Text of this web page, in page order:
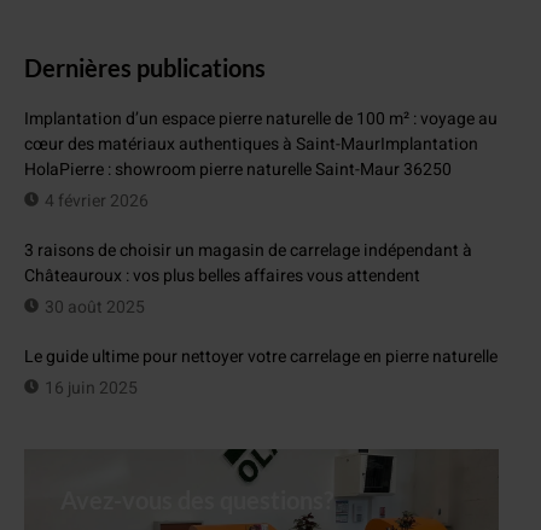
Dernières publications
Implantation d’un espace pierre naturelle de 100 m² : voyage au
cœur des matériaux authentiques à Saint-MaurImplantation
HolaPierre : showroom pierre naturelle Saint-Maur 36250
4 février 2026
3 raisons de choisir un magasin de carrelage indépendant à
Châteauroux : vos plus belles affaires vous attendent
30 août 2025
Le guide ultime pour nettoyer votre carrelage en pierre naturelle
16 juin 2025